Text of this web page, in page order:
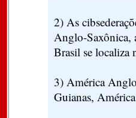
2) As
Anglo-Saxônica,
Brasil se localiza
3) América
Guianas,